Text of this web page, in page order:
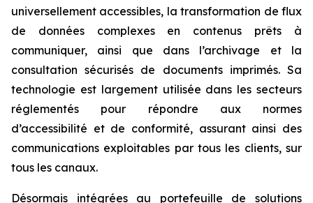
universellement accessibles, la transformation de flux
de données complexes en contenus prêts à
communiquer, ainsi que dans l’archivage et la
consultation sécurisés de documents imprimés. Sa
technologie est largement utilisée dans les secteurs
réglementés pour répondre aux normes
d’accessibilité et de conformité, assurant ainsi des
communications exploitables par tous les clients, sur
tous les canaux.
Désormais intégrées au portefeuille de solutions